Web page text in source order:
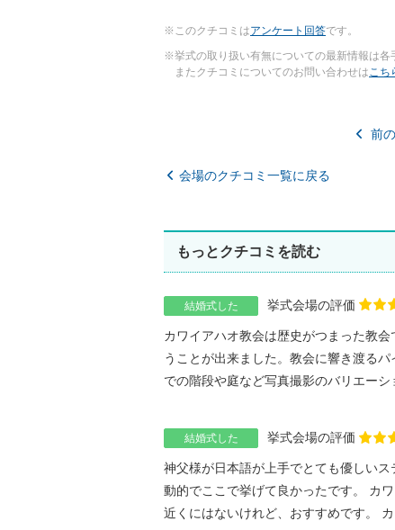
※このクチコミはアンケート回答です。
※挙式の取り扱い有無についての最新情報は各
またクチコミについてのお問い合わせはこち
前
会場のクチコミ一覧に戻る
もっとクチコミを読む
結婚式した 挙式会場の評価
カワイアハオ教会は歴史がつまった教
うことが出来ました。教会に響き渡る
での階段や庭など写真撮影のバリエーシ
結婚式した 挙式会場の評価
神父様が日本語が上手でとても優しい
動的でここで挙げて良かったです。 カ
近くにはないけれど、おすすめです。 カ